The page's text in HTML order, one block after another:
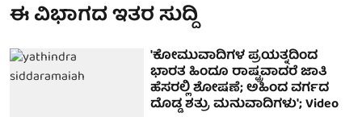
ಈ ವಿಭಾಗದ ಇತರ ಸುದ್ದಿ
'ಕೋಮುವಾದಿಗಳ ಪ್ರಯತ್ನದಿಂದ
ಭಾರತ ಹಿಂದೂ ರಾಷ್ಟ್ರವಾದರೆ ಜಾತಿ
ಹೆಸರಲ್ಲಿ ಶೋಷಣೆ; ಅಹಿಂದ ವರ್ಗದ
ದೊಡ್ಡ ಶತ್ರು ಮನುವಾದಿಗಳು'; Video